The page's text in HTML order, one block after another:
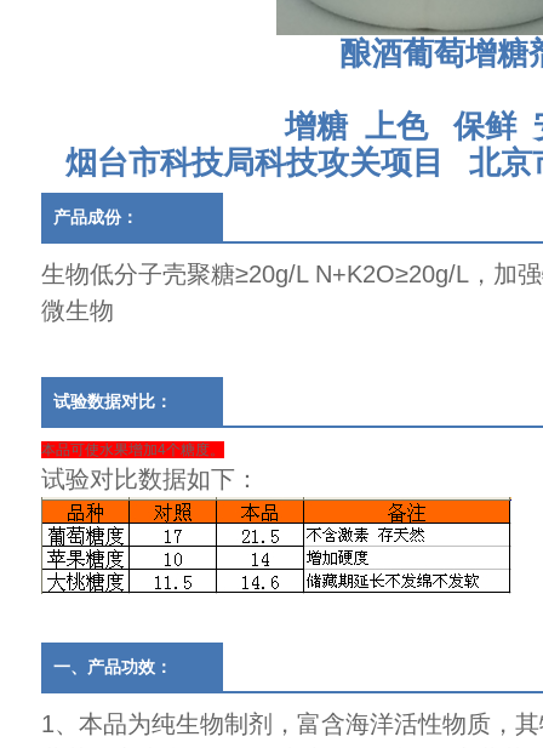
酿酒葡萄增糖
增糖 上色 保鲜
烟台市科技局科技攻关项目 北京
产品成份：
生物低分子壳聚糖≥20g/L N+K2O≥20g/L，加
微生物
试验数据对比：
本品可使水果增加4个糖度。
试验对比数据如下：
一、产品功效：
1、本品为纯生物制剂，富含海洋活性物质，